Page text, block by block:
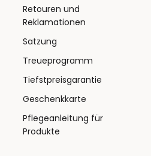
Retouren und
Reklamationen
Satzung
Treueprogramm
Tiefstpreisgarantie
Geschenkkarte
Pflegeanleitung für
Produkte